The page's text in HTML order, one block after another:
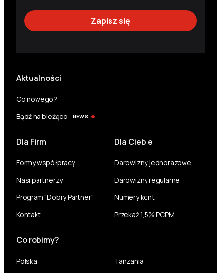
Aktualności
Co nowego?
Bądź na bieżąco
NEWS
Dla Firm
Formy współpracy
Nasi partnerzy
Program "Dobry Partner"
Kontakt
Dla Ciebie
Darowizny jednorazowe
Darowizny regularne
Numery kont
Przekaż 1,5% PCPM
Co robimy?
Polska
Tanzania